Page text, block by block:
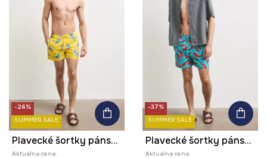
-26%
SUMMER SALE
Plavecké šortky pánske so zvieracím motívom
Aktuálna cena:
-37%
SUMMER SALE
Plavecké šortky pánske s motívom zeleniny
Aktuálna cena: